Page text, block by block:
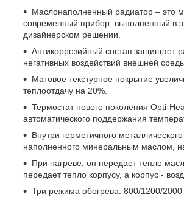
Маслонаполненный радиатор – это
современный прибор, выполненный в
дизайнерском решении.
Антикоррозийный состав защищает
негативных воздействий внешней
Матовое текстурное покрытие
теплоотдачу на 20%.
Термостат нового поколения Opti-
автоматического поддержания
Внутри герметичного
наполненного минеральным маслом,
При нагреве, он передает тепло
передает тепло корпусу, а корпус -
Три режима обогрева: 800/1200/2000